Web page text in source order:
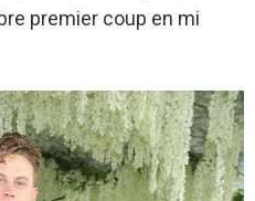
premier coup en mi